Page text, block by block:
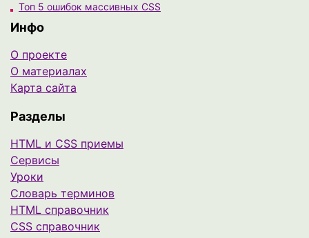
Топ 5 ошибок массивных CSS
Инфо
О проекте
О материалах
Карта сайта
Разделы
HTML и CSS приемы
Сервисы
Уроки
Cловарь терминов
HTML справочник
CSS справочник